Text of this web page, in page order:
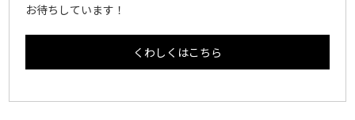
お待ちしています！
くわしくはこちら